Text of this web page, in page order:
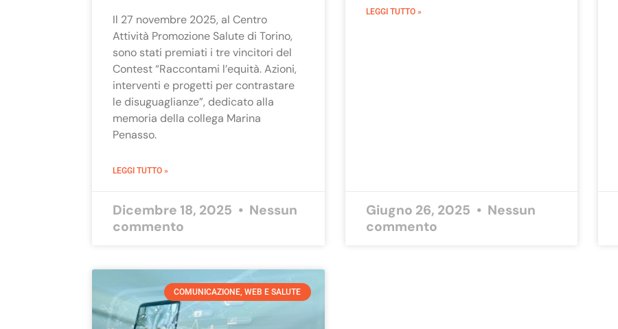
Il 27 novembre 2025, al Centro
Attività Promozione Salute di Torino,
sono stati premiati i tre vincitori del
Contest “Raccontami l’equità. Azioni,
interventi e progetti per contrastare
le disuguaglianze”, dedicato alla
memoria della collega Marina
Penasso.
LEGGI TUTTO »
Dicembre 18, 2025
Nessun
commento
LEGGI TUTTO »
Giugno 26, 2025
Nessun
commento
COMUNICAZIONE, WEB E SALUTE